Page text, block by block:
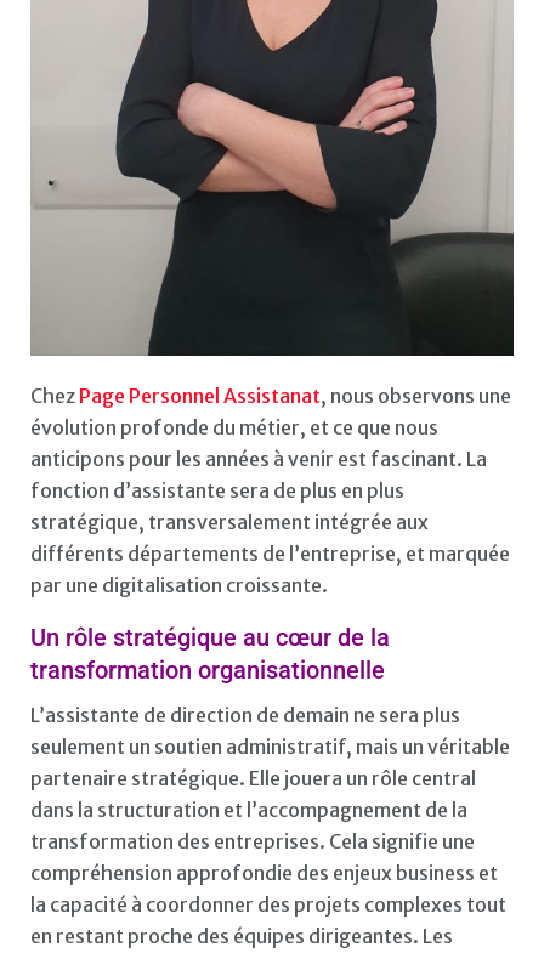
Chez Page Personnel Assistanat, nous observons une
évolution profonde du métier, et ce que nous
anticipons pour les années à venir est fascinant. La
fonction d’assistante sera de plus en plus
stratégique, transversalement intégrée aux
différents départements de l’entreprise, et marquée
par une digitalisation croissante.
Un rôle stratégique au cœur de la
transformation organisationnelle
L’assistante de direction de demain ne sera plus
seulement un soutien administratif, mais un véritable
partenaire stratégique. Elle jouera un rôle central
dans la structuration et l’accompagnement de la
transformation des entreprises. Cela signifie une
compréhension approfondie des enjeux business et
la capacité à coordonner des projets complexes tout
en restant proche des équipes dirigeantes. Les